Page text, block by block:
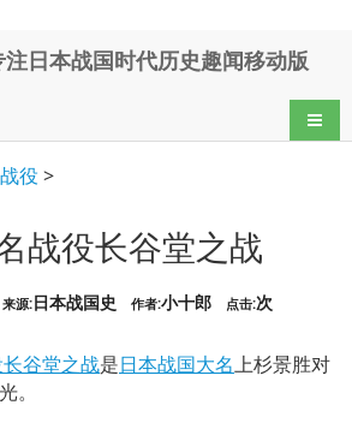
日本战国时代历史趣闻移动版
导航
役 >
战役长谷堂之战
来源:日本战国史 作者:小十郎 点击:次
长谷堂之战是日本战国大名上杉景胜对
。